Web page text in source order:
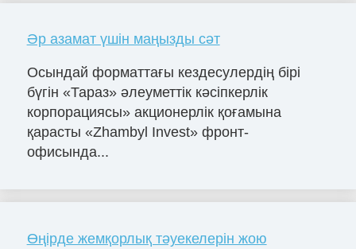
Әр азамат үшін маңызды сәт
Осындай форматтағы кездесулердің бірі
бүгін «Тараз» әлеуметтік кәсіпкерлік
корпорациясы» акционерлік қоғамына
қарасты «Zhambyl Invest» фронт-
офисында...
Өңірде жемқорлық тәуекелерін жою